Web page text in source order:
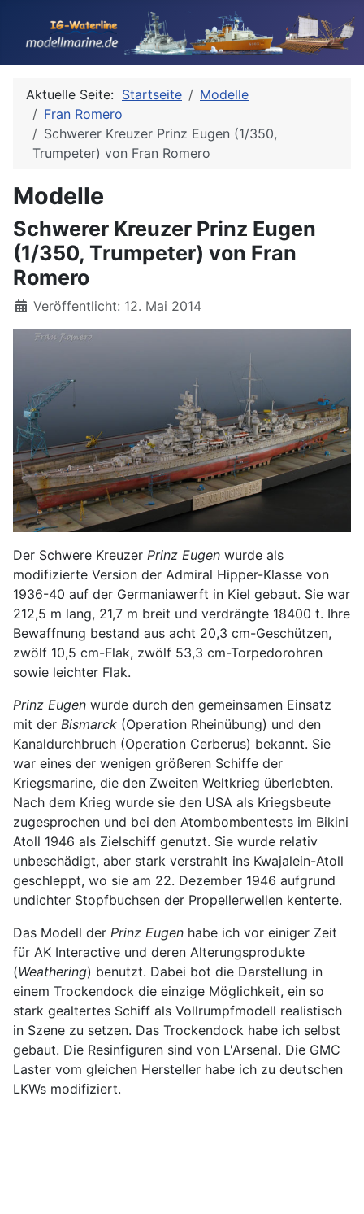
Aktuelle Seite: Startseite
Modelle
Fran Romero
Schwerer Kreuzer Prinz Eugen (1/350,
Trumpeter) von Fran Romero
Modelle
Schwerer Kreuzer Prinz Eugen
(1/350, Trumpeter) von Fran
Romero
Details
Veröffentlicht: 12. Mai 2014
Der Schwere Kreuzer Prinz Eugen wurde als
modifizierte Version der Admiral Hipper-Klasse von
1936-40 auf der Germaniawerft in Kiel gebaut. Sie war
212,5 m lang, 21,7 m breit und verdrängte 18400 t. Ihre
Bewaffnung bestand aus acht 20,3 cm-Geschützen,
zwölf 10,5 cm-Flak, zwölf 53,3 cm-Torpedorohren
sowie leichter Flak.
Prinz Eugen wurde durch den gemeinsamen Einsatz
mit der Bismarck (Operation Rheinübung) und den
Kanaldurchbruch (Operation Cerberus) bekannt. Sie
war eines der wenigen größeren Schiffe der
Kriegsmarine, die den Zweiten Weltkrieg überlebten.
Nach dem Krieg wurde sie den USA als Kriegsbeute
zugesprochen und bei den Atombombentests im Bikini
Atoll 1946 als Zielschiff genutzt. Sie wurde relativ
unbeschädigt, aber stark verstrahlt ins Kwajalein-Atoll
geschleppt, wo sie am 22. Dezember 1946 aufgrund
undichter Stopfbuchsen der Propellerwellen kenterte.
Das Modell der Prinz Eugen habe ich vor einiger Zeit
für AK Interactive und deren Alterungsprodukte
(Weathering) benutzt. Dabei bot die Darstellung in
einem Trockendock die einzige Möglichkeit, ein so
stark gealtertes Schiff als Vollrumpfmodell realistisch
in Szene zu setzen. Das Trockendock habe ich selbst
gebaut. Die Resinfiguren sind von L'Arsenal. Die GMC
Laster vom gleichen Hersteller habe ich zu deutschen
LKWs modifiziert.